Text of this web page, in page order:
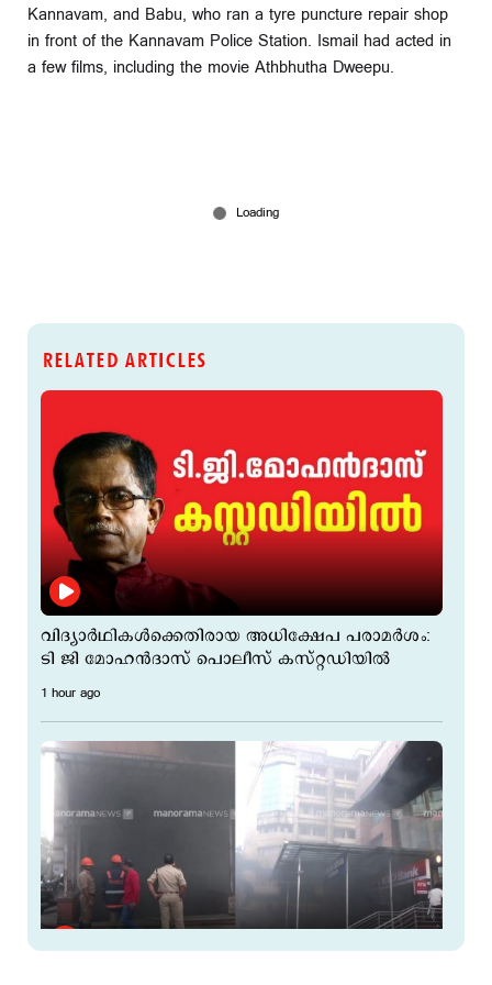
Kannavam, and Babu, who ran a tyre puncture repair shop
in front of the Kannavam Police Station. Ismail had acted in
a few films, including the movie Athbhutha Dweepu.
RELATED ARTICLES
വിദ്യാർഥികൾക്കെതിരായ അധിക്ഷേപ പരാമർശം:
ടി ജി മോഹൻദാസ് പൊലീസ്‌ കസ്റ്റഡിയിൽ
1 hour ago